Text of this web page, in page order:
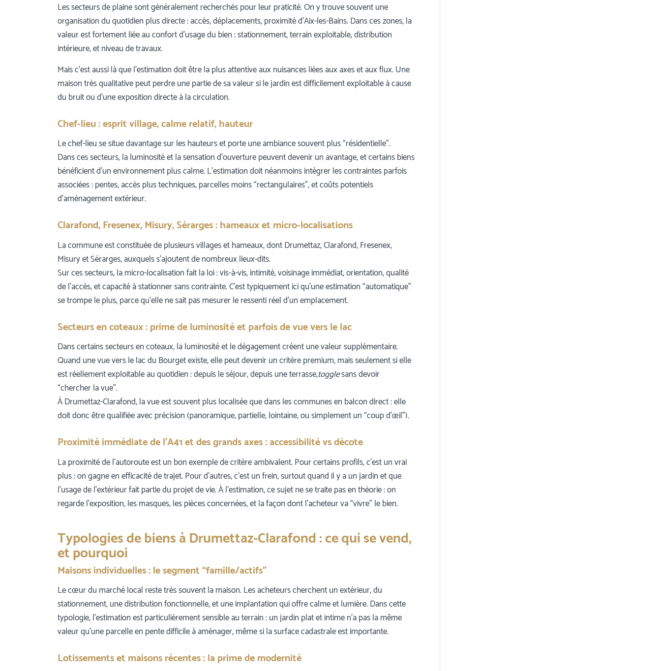
Les secteurs de plaine sont généralement recherchés pour leur praticité. On y trouve souvent une
organisation du quotidien plus directe : accès, déplacements, proximité d’Aix-les-Bains. Dans ces zones, la
valeur est fortement liée au confort d’usage du bien : stationnement, terrain exploitable, distribution
intérieure, et niveau de travaux.
Mais c’est aussi là que l’estimation doit être la plus attentive aux nuisances liées aux axes et aux flux. Une
maison très qualitative peut perdre une partie de sa valeur si le jardin est difficilement exploitable à cause
du bruit ou d’une exposition directe à la circulation.
Chef-lieu : esprit village, calme relatif, hauteur
Le chef-lieu se situe davantage sur les hauteurs et porte une ambiance souvent plus “résidentielle”.
Dans ces secteurs, la luminosité et la sensation d’ouverture peuvent devenir un avantage, et certains biens
bénéficient d’un environnement plus calme. L’estimation doit néanmoins intégrer les contraintes parfois
associées : pentes, accès plus techniques, parcelles moins “rectangulaires”, et coûts potentiels
d’aménagement extérieur.
Clarafond, Fresenex, Misury, Sérarges : hameaux et micro-localisations
La commune est constituée de plusieurs villages et hameaux, dont Drumettaz, Clarafond, Fresenex,
Misury et Sérarges, auxquels s’ajoutent de nombreux lieux-dits.
Sur ces secteurs, la micro-localisation fait la loi : vis-à-vis, intimité, voisinage immédiat, orientation, qualité
de l’accès, et capacité à stationner sans contrainte. C’est typiquement ici qu’une estimation “automatique”
se trompe le plus, parce qu’elle ne sait pas mesurer le ressenti réel d’un emplacement.
Secteurs en coteaux : prime de luminosité et parfois de vue vers le lac
Dans certains secteurs en coteaux, la luminosité et le dégagement créent une valeur supplémentaire.
Quand une vue vers le lac du Bourget existe, elle peut devenir un critère premium, mais seulement si elle
est réellement exploitable au quotidien : depuis le séjour, depuis une terrasse,togglesans devoir
“chercher la vue”.
À Drumettaz-Clarafond, la vue est souvent plus localisée que dans les communes en balcon direct : elle
doit donc être qualifiée avec précision (panoramique, partielle, lointaine, ou simplement un “coup d’œil”).
Proximité immédiate de l’A41 et des grands axes : accessibilité vs décote
La proximité de l’autoroute est un bon exemple de critère ambivalent. Pour certains profils, c’est un vrai
plus : on gagne en efficacité de trajet. Pour d’autres, c’est un frein, surtout quand il y a un jardin et que
l’usage de l’extérieur fait partie du projet de vie. À l’estimation, ce sujet ne se traite pas en théorie : on
regarde l’exposition, les masques, les pièces concernées, et la façon dont l’acheteur va “vivre” le bien.
Typologies de biens à Drumettaz-Clarafond : ce qui se vend,
et pourquoi
Maisons individuelles : le segment “famille/actifs”
Le cœur du marché local reste très souvent la maison. Les acheteurs cherchent un extérieur, du
stationnement, une distribution fonctionnelle, et une implantation qui offre calme et lumière. Dans cette
typologie, l’estimation est particulièrement sensible au terrain : un jardin plat et intime n’a pas la même
valeur qu’une parcelle en pente difficile à aménager, même si la surface cadastrale est importante.
Lotissements et maisons récentes : la prime de modernité